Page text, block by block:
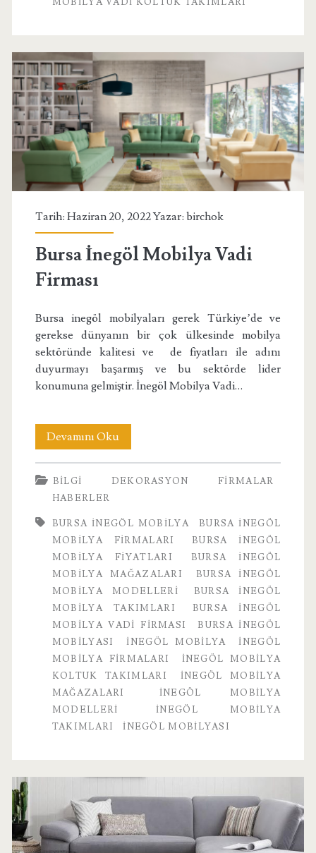
Tarih: Haziran 20, 2022 Yazar: birchok
Bursa İnegöl Mobilya Vadi
Firması
Bursa inegöl mobilyaları gerek Türkiye’de ve
gerekse dünyanın bir çok ülkesinde mobilya
sektöründe kalitesi ve de fiyatları ile adını
duyurmayı başarmış ve bu sektörde lider
konumuna gelmiştir. İnegöl Mobilya Vadi…
Devamını OkuBursa
İnegöl
Mobilya
Firması
BILGI DEKORASYON
FIRMALAR
HABERLER
BURSA INEGÖL MOBILYA
BURSA İNEGÖL
MOBILYA FIRMALARI
BURSA İNEGÖL
MOBILYA FIYATLARI
BURSA İNEGÖL
MOBILYA MAĞAZALARI
BURSA İNEGÖL
MOBILYA MODELLERI
BURSA İNEGÖL
MOBILYA TAKIMLARI
BURSA İNEGÖL
MOBILYA VADI FIRMASI
BURSA İNEGÖL
MOBILYASI
INEGÖL MOBILYA
INEGÖL
MOBILYA FIRMALARI
İNEGÖL MOBILYA
KOLTUK TAKIMLARI
İNEGÖL MOBILYA
MAĞAZALARI
İNEGÖL MOBILYA
MODELLERI
İNEGÖL MOBILYA
TAKIMLARI
INEGÖL MOBILYASI